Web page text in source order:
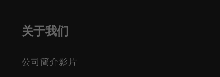
关于我们
公司簡介影片